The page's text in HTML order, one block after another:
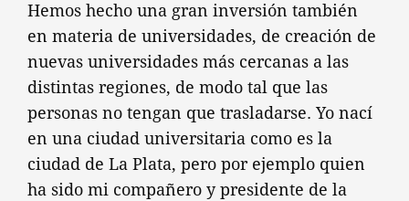
Hemos hecho una gran inversión también
en materia de universidades, de creación de
nuevas universidades más cercanas a las
distintas regiones, de modo tal que las
personas no tengan que trasladarse. Yo nací
en una ciudad universitaria como es la
ciudad de La Plata, pero por ejemplo quien
ha sido mi compañero y presidente de la